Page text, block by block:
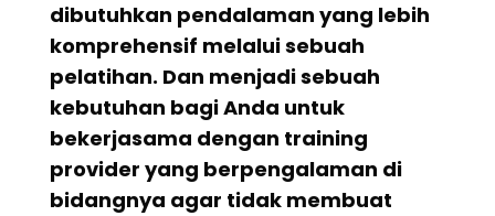
dibutuhkan pendalaman yang lebih
komprehensif melalui sebuah
pelatihan. Dan menjadi sebuah
kebutuhan bagi Anda untuk
bekerjasama dengan training
provider yang berpengalaman di
bidangnya agar tidak membuat